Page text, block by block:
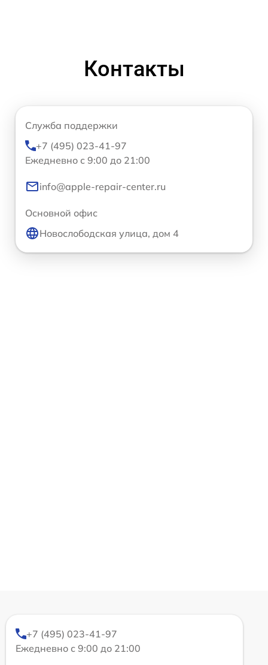
Контакты
Служба поддержки
+7 (495) 023-41-97
Ежедневно с 9:00 до 21:00
info@apple-repair-center.ru
Основной офис
Новослободская улица, дом 4
+7 (495) 023-41-97
Ежедневно с 9:00 до 21:00